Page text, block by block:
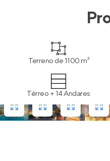
Terreno de 1100 m²
Térreo + 14 Andares